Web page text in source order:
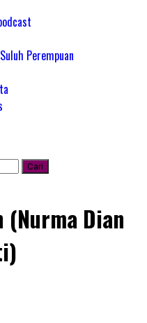
Perempuan
(Nurma Dian